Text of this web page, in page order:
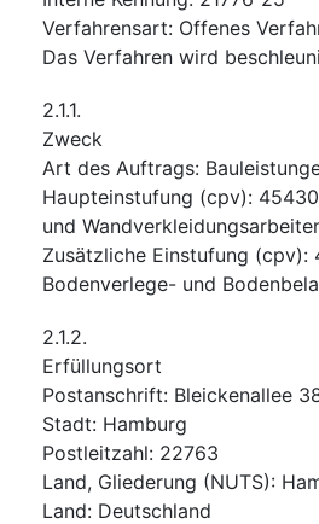
Verfahrensart: Offenes
Das Verfahren wird
2.1.1.
Zweck
Art des Auftrags:
Haupteinstufung (cpv):
und
Zusätzliche Einstufung (cpv):
Bodenverlege- und
2.1.2.
Erfüllungsort
Postanschrift: Bleickenallee
Stadt: Hamburg
Postleitzahl: 22763
Land, Gliederung (NUTS):
Land: Deutschland